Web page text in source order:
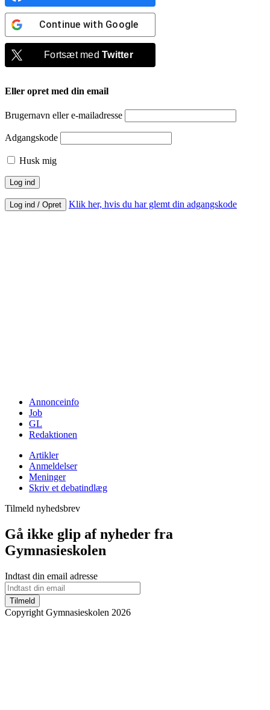
Continue with Google
Fortsæt medTwitter
Eller opret med din email
Brugernavn eller e-mailadresse
Adgangskode
Husk mig
Log ind / Opret Klik her, hvis du har glemt din adgangskode
Annonceinfo
Job
GL
Redaktionen
Artikler
Anmeldelser
Meninger
Skriv et debatindlæg
Tilmeld nyhedsbrev
Gå ikke glip af nyheder fra
Gymnasieskolen
Indtast din email adresse
Tilmeld
Copyright Gymnasieskolen 2026